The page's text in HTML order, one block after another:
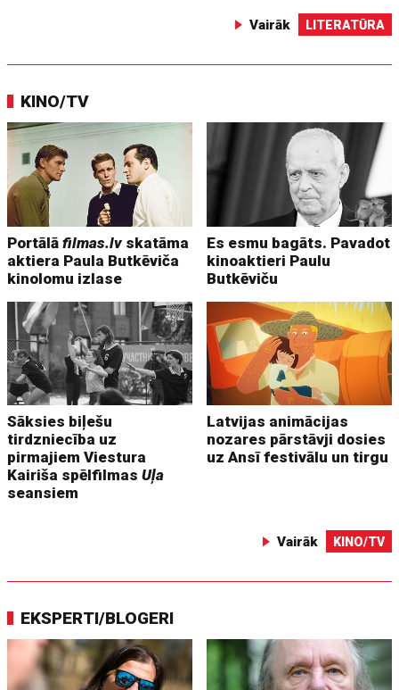
Vairāk LITERATŪRA
KINO/TV
Portālāfilmas.lv skatāma
aktiera Paula Butkēviča
kinolomu izlase
Es esmu bagāts. Pavadot
kinoaktieri Paulu
Butkēviču
Sāksies biļešu
tirdzniecība uz
pirmajiem Viestura
Kairiša spēlfilmasUļa
seansiem
Latvijas animācijas
nozares pārstāvji dosies
uz Ansī festivālu un tirgu
Vairāk KINO/TV
EKSPERTI/BLOGERI